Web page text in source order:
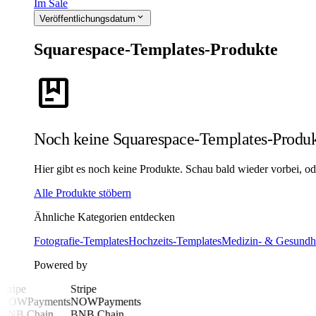
Im Sale
Veröffentlichungsdatum expand_more
Squarespace-Templates-Produkte
package
Noch keine Squarespace-Templates-
Hier gibt es noch keine Produkte. Schau bald wieder vorbei,
Alle Produkte stöbern
Ähnliche Kategorien entdecken
Fotografie-TemplatesHochzeits-TemplatesMedizin- &
Powered by
Stripe
NOWPayments